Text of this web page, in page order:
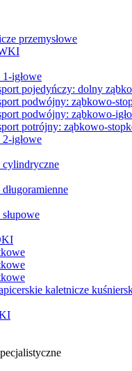
przemysłowe
igłowe
pojedyńczy: dolny
podwójny: ząbkowo-
podwójny: ząbkowo-
potrójny: ząbkowo-
igłowe
cylindryczne
kaletnicze